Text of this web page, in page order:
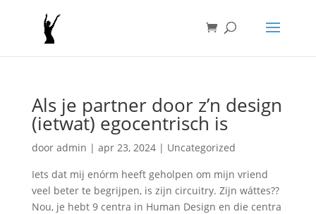
Als je partner door z’n design
(ietwat) egocentrisch is
door admin | apr 23, 2024| Uncategorized
Iets dat mij enórm heeft geholpen om mijn vriend
veel beter te begrijpen, is zijn circuitry. Zijn wáttes??
Nou, je hebt 9 centra in Human Design en die centra